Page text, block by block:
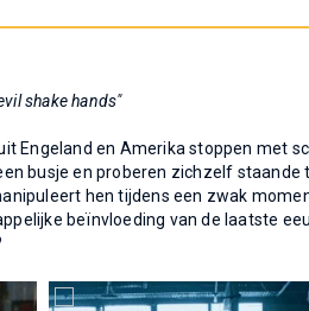
shake hands"
Engeland en Amerika stoppen met
busje en proberen zichzelf staande
hen tijdens een zwak
beïnvloeding van de laatste